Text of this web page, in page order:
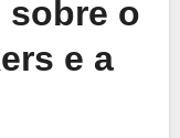
sobre o
e a